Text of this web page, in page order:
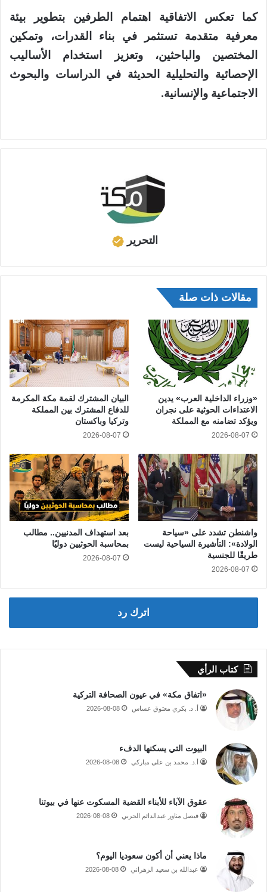
كما تعكس الاتفاقية اهتمام الطرفين بتطوير بيئة
معرفية متقدمة تستثمر في بناء القدرات، وتمكين
المختصين والباحثين، وتعزيز استخدام الأساليب
الإحصائية والتحليلية الحديثة في الدراسات والبحوث
الاجتماعية والإنسانية.
التحرير
مقالات ذات صلة
«وزراء الداخلية العرب» يدين
الاعتداءات الحوثية على نجران
ويؤكد تضامنه مع المملكة
2026-08-07
البيان المشترك لقمة مكة المكرمة
للدفاع المشترك بين المملكة
وتركيا وباكستان
2026-08-07
واشنطن تشدد على «سياحة
الولادة»: التأشيرة السياحية ليست
طريقًا للجنسية
2026-08-07
بعد استهداف المدنيين.. مطالب
بمحاسبة الحوثيين دوليًا
2026-08-07
اترك رد
كتاب الرأي
«اتفاق مكة» في عيون الصحافة التركية
أ. د. بكري معتوق عساس 2026-08-08
البيوت التي يسكنها الدفء
أ.د. محمد بن علي مباركي 2026-08-08
عقوق الآباء للأبناء القضية المسكوت عنها في بيوتنا
فيصل مناور عبدالدائم الحربي 2026-08-08
ماذا يعني أن أكون سعوديا اليوم؟
عبدالله بن سعيد الزهراني 2026-08-08